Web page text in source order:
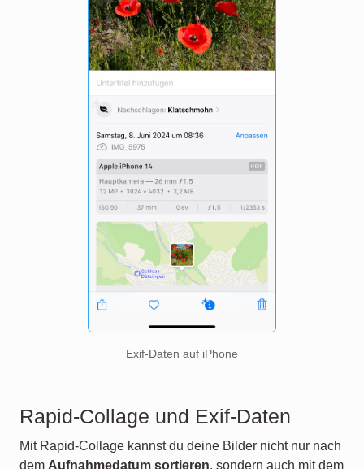
Exif-Daten auf iPhone
Rapid-Collage und Exif-Daten
Mit Rapid-Collage kannst du deine Bilder nicht nur nach
dem Aufnahmedatum sortieren, sondern auch mit dem